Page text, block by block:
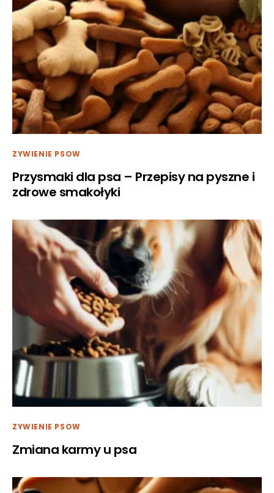
ZYWIENIE PSOW
Przysmaki dla psa – Przepisy na pyszne i
zdrowe smakołyki
ZYWIENIE PSOW
Zmiana karmy u psa